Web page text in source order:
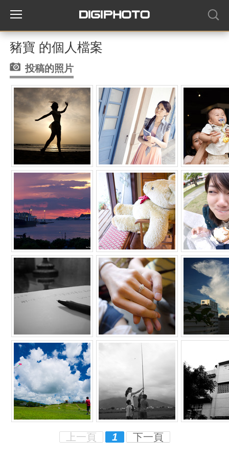
豬寶 的個人檔案
投稿的照片
上一頁 1 下一頁